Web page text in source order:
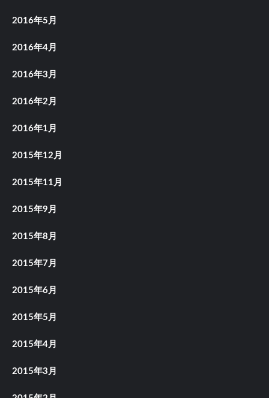
2016年5月
2016年4月
2016年3月
2016年2月
2016年1月
2015年12月
2015年11月
2015年9月
2015年8月
2015年7月
2015年6月
2015年5月
2015年4月
2015年3月